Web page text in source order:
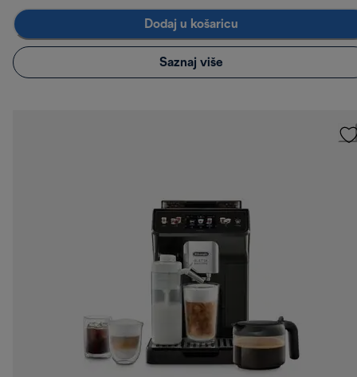
Dodaj u košaricu
Saznaj više